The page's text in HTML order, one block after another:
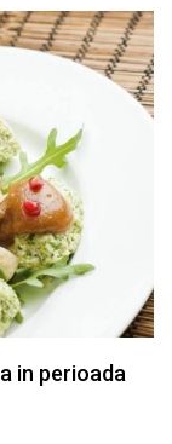
in perioada